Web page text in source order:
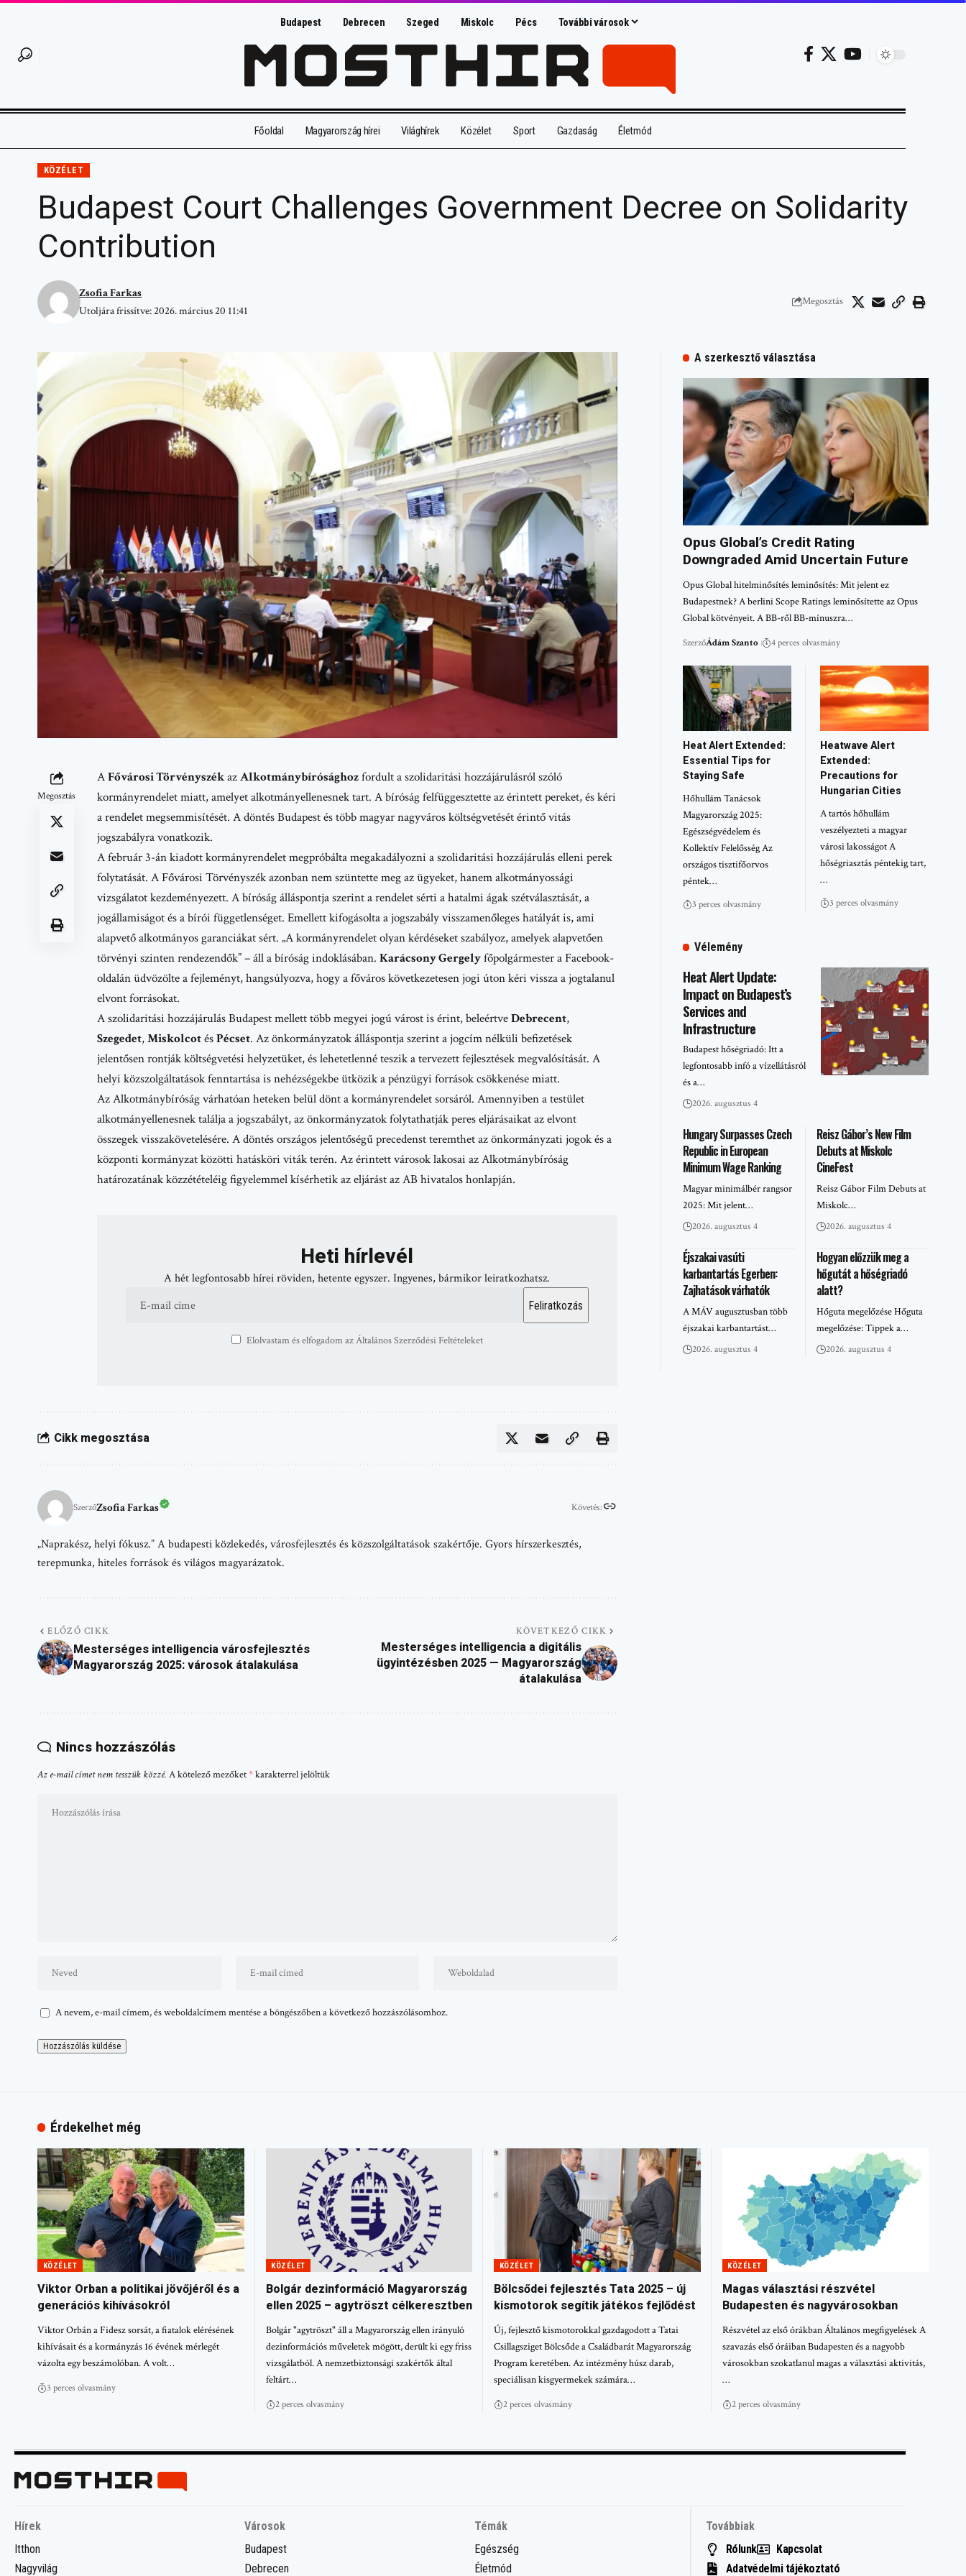
Budapest Debrecen Szeged Miskolc Pécs További városok
Főoldal Magyarország hírei Világhírek Közélet Sport Gazdaság Életmód
KÖZÉLET
Budapest Court Challenges Government Decree on Solidarity
Contribution
Utoljára frissítve: 2026. március 20 11:41
Zsofia Farkas
Megosztás
Megosztás
AFővárosi TörvényszékazAlkotmánybírósághozfordult a szolidaritási hozzájárulásról szóló
kormányrendelet miatt, amelyet alkotmányellenesnek tart. A bíróság felfüggesztette az érintett pereket, és kéri
a rendelet megsemmisítését. A döntés Budapest és több magyar nagyváros költségvetését érintő vitás
jogszabályra vonatkozik.
A február 3-án kiadott kormányrendelet megpróbálta megakadályozni a szolidaritási hozzájárulás elleni perek
folytatását. A Fővárosi Törvényszék azonban nem szüntette meg az ügyeket, hanem alkotmányossági
vizsgálatot kezdeményezett. A bíróság álláspontja szerint a rendelet sérti a hatalmi ágak szétválasztását, a
jogállamiságot és a bírói függetlenséget. Emellett kifogásolta a jogszabály visszamenőleges hatályát is, ami
alapvető alkotmányos garanciákat sért. „A kormányrendelet olyan kérdéseket szabályoz, amelyek alapvetően
törvényi szinten rendezendők” – áll a bíróság indoklásában. Karácsony Gergelyfőpolgármester aFacebook-
oldalánüdvözölte a fejleményt, hangsúlyozva, hogy a főváros következetesen jogi úton kéri vissza a jogtalanul
elvont forrásokat.
A szolidaritási hozzájárulás Budapest mellett több megyei jogú várost is érint, beleértveDebrecent,
Szegedet,MiskolcotésPécset. Az önkormányzatok álláspontja szerint a jogcím nélküli befizetések
jelentősen rontják költségvetési helyzetüket, és lehetetlenné teszik a tervezett fejlesztések megvalósítását. A
helyi közszolgáltatások fenntartása is nehézségekbe ütközik a pénzügyi források csökkenése miatt.
Az Alkotmánybíróság várhatóan heteken belül dönt a kormányrendelet sorsáról. Amennyiben a testület
alkotmányellenesnek találja a jogszabályt, az önkormányzatok folytathatják peres eljárásaikat az elvont
összegek visszakövetelésére. A döntés országos jelentőségű precedenst teremthet az önkormányzati jogok és a
központi kormányzat közötti hatásköri viták terén. Az érintett városok lakosai az Alkotmánybíróság
határozatának közzétételéig figyelemmel kísérhetik az eljárást azAB hivatalos honlapján.
Heti hírlevél
A hét legfontosabb hírei röviden, hetente egyszer. Ingyenes, bármikor leiratkozhatsz.
Elolvastam és elfogadom az Általános Szerződési Feltételeket
Cikk megosztása
SzerzőZsofia Farkas Követés:
„Naprakész, helyi fókusz.” A budapesti közlekedés, városfejlesztés és közszolgáltatások szakértője. Gyors hírszerkesztés,
terepmunka, hiteles források és világos magyarázatok.
ELŐZŐ CIKK
Mesterséges intelligencia városfejlesztés
Magyarország 2025: városok átalakulása
KÖVETKEZŐ CIKK
Mesterséges intelligencia a digitális
ügyintézésben 2025 — Magyarország
átalakulása
Nincs hozzászólás
Az e-mail címet nem tesszük közzé. A kötelező mezőket*karakterrel jelöltük
A nevem, e-mail címem, és weboldalcímem mentése a böngészőben a következő hozzászólásomhoz.
A szerkesztő választása
Opus Global’s Credit Rating
Downgraded Amid Uncertain Future
Opus Global hitelminősítés leminősítés: Mit jelent ez
Budapestnek? A berlini Scope Ratings leminősítette az Opus
Global kötvényeit. A BB-ről BB-mínuszra…
SzerzőÁdám Szanto 4 perces olvasmány
Heat Alert Extended:
Essential Tips for
Staying Safe
Hőhullám Tanácsok
Magyarország 2025:
Egészségvédelem és
Kollektív Felelősség Az
országos tisztifőorvos
péntek…
3 perces olvasmány
Heatwave Alert
Extended:
Precautions for
Hungarian Cities
A tartós hőhullám
veszélyezteti a magyar
városi lakosságot A
hőségriasztás péntekig tart,
…
3 perces olvasmány
Vélemény
Heat Alert Update:
Impact on Budapest’s
Services and
Infrastructure
Budapest hőségriadó: Itt a
legfontosabb infó a vízellátásról
és a…
2026. augusztus 4
Hungary Surpasses Czech
Republic in European
Minimum Wage Ranking
Magyar minimálbér rangsor
2025: Mit jelent…
2026. augusztus 4
Reisz Gábor’s New Film
Debuts at Miskolc
CineFest
Reisz Gábor Film Debuts at
Miskolc…
2026. augusztus 4
Éjszakai vasúti
karbantartás Egerben:
Zajhatások várhatók
A MÁV augusztusban több
éjszakai karbantartást…
2026. augusztus 4
Hogyan előzzük meg a
hőgutát a hőségriadó
alatt?
Hőguta megelőzése Hőguta
megelőzése: Tippek a…
2026. augusztus 4
Érdekelhet még
KÖZÉLET
Viktor Orban a politikai jövőjéről és a
generációs kihívásokról
Viktor Orbán a Fidesz sorsát, a fiatalok elérésének
kihívásait és a kormányzás 16 évének mérlegét
vázolta egy beszámolóban. A volt…
3 perces olvasmány
KÖZÉLET
Bolgár dezinformáció Magyarország
ellen 2025 – agytröszt célkeresztben
Bolgár "agytröszt" áll a Magyarország ellen irányuló
dezinformációs műveletek mögött, derült ki egy friss
vizsgálatból. A nemzetbiztonsági szakértők által
feltárt…
2 perces olvasmány
KÖZÉLET
Bölcsődei fejlesztés Tata 2025 – új
kismotorok segítik játékos fejlődést
Új, fejlesztő kismotorokkal gazdagodott a Tatai
Csillagsziget Bölcsőde a Családbarát Magyarország
Program keretében. Az intézmény húsz darab,
speciálisan kisgyermekek számára…
2 perces olvasmány
KÖZÉLET
Magas választási részvétel
Budapesten és nagyvárosokban
Részvétel az első órákban Általános megfigyelések A
szavazás első óráiban Budapesten és a nagyobb
városokban szokatlanul magas a választási aktivitás,
…
2 perces olvasmány
Hírek
Itthon
Nagyvilág
Városok
Budapest
Debrecen
Témák
Egészség
Életmód
Továbbiak
Rólunk
Kapcsolat
Adatvédelmi tájékoztató